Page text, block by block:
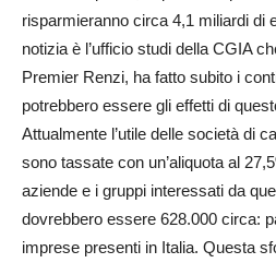
risparmieranno circa 4,1 miliardi di
notizia è l’ufficio studi della CGIA
Premier Renzi, ha fatto subito i
potrebbero essere gli effetti di
Attualmente l’utile delle società di
sono tassate con un’aliquota al
aziende e i gruppi interessati da
dovrebbero essere 628.000 circa:
imprese presenti in Italia. Questa